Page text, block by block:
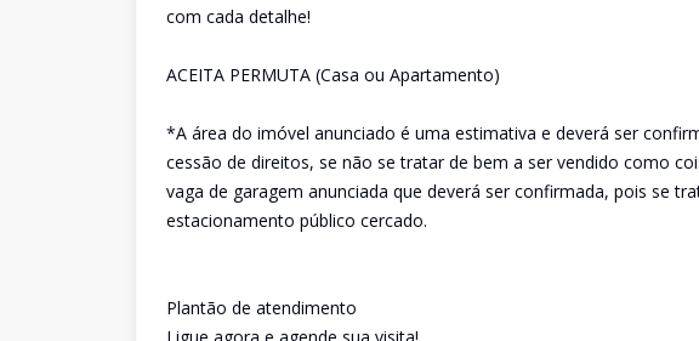
com cada detalhe!
ACEITA PERMUTA (Casa ou Apartamento)
*A área do imóvel anunciado é uma estimativa e deverá ser
cessão de direitos, se não se tratar de bem a ser vendido como
vaga de garagem anunciada que deverá ser confirmada, pois se
estacionamento público cercado.
Plantão de atendimento